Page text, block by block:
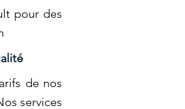
pour des
de nos
services